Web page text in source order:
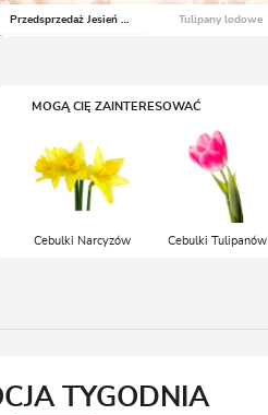
ZALOGUJ SIĘ
MOGĄ CIĘ ZAINTERESOWAĆ
Cebulki Narcyzów Cebulki Tulipanów
TYGODNIA